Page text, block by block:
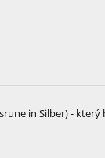
in Silber) -